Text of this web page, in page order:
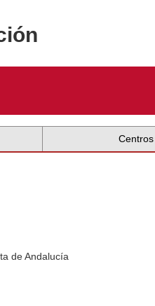
Centros
de Andalucía